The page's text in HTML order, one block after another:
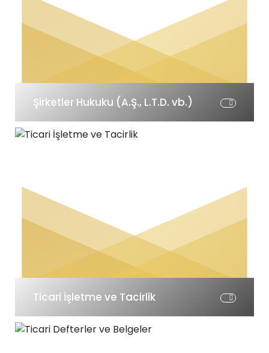
Şirketler Hukuku (A.Ş., L.T.D. vb.)
Ticari İşletme ve Tacirlik